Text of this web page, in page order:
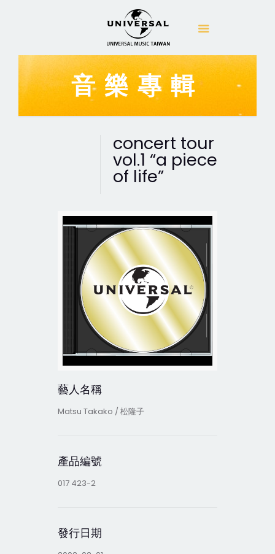
音樂專輯
concert tour
vol.1 “a piece
of life”
藝人名稱
Matsu Takako / 松隆子
產品編號
017 423-2
發行日期